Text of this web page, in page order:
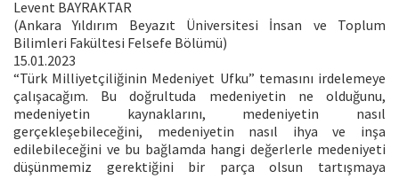
Levent BAYRAKTAR
(Ankara Yıldırım Beyazıt Üniversitesi İnsan ve Toplum
Bilimleri Fakültesi Felsefe Bölümü)
15.01.2023
“Türk Milliyetçiliğinin Medeniyet Ufku” temasını irdelemeye
çalışacağım. Bu doğrultuda medeniyetin ne olduğunu,
medeniyetin kaynaklarını, medeniyetin nasıl
gerçekleşebileceğini, medeniyetin nasıl ihya ve inşa
edilebileceğini ve bu bağlamda hangi değerlerle medeniyeti
düşünmemiz gerektiğini bir parça olsun tartışmaya